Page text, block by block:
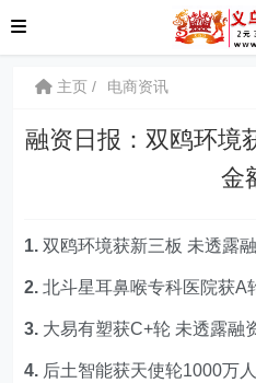
主页 电商资讯
融资日报：双鸥环境
金
1.双鸥环境获新三板 未透露融
2.北斗星耳鼻喉专科医院获A
3. 大易有塑获C+轮 未透露融
4. 后土智能获天使轮1000万人